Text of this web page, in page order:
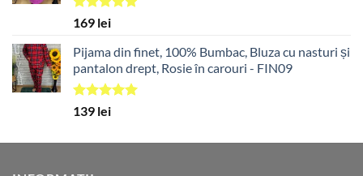
Evaluat la
169 lei
Pijama din finet, 100% Bumbac, Bluza cu nasturi și
pantalon drept, Rosie în carouri - FIN09
Evaluat la
139 lei